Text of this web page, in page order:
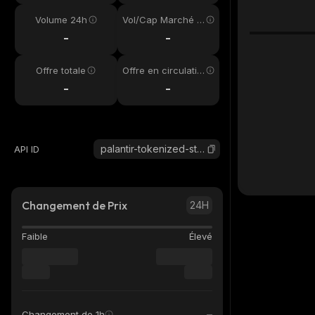
Volume 24h
-
Vol/Cap Marché 2
-
Offre totale
-
Offre en circulatio
-
API ID palantir-tokenized-stock-defichain
Changement de Prix 24H
Faible Élevé